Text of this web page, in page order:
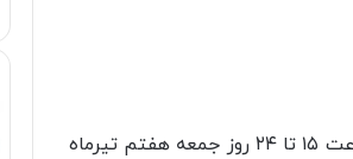
پلیس راهور ناجا محور کرج – چالوس را به علت تخلیه بار ترافیکی ، از ساعت ۱۵ تا ۲۴ روز جمعه هفتم تیرماه